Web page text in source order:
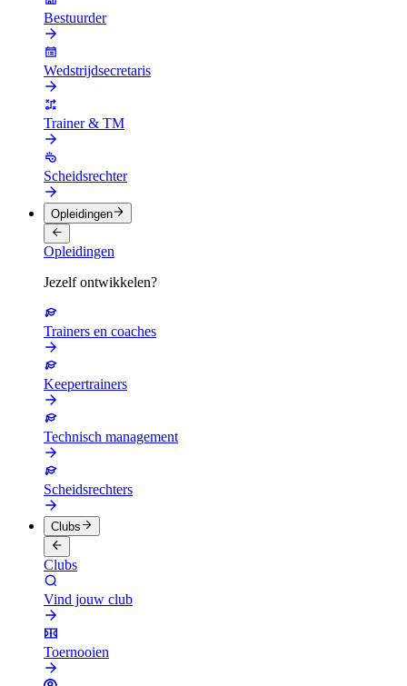
Bestuurder
Wedstrijdsecretaris
Trainer & TM
Scheidsrechter
Opleidingen
Opleidingen
Jezelf ontwikkelen?
Trainers en coaches
Keepertrainers
Technisch management
Scheidsrechters
Clubs
Clubs
Vind jouw club
Toernooien